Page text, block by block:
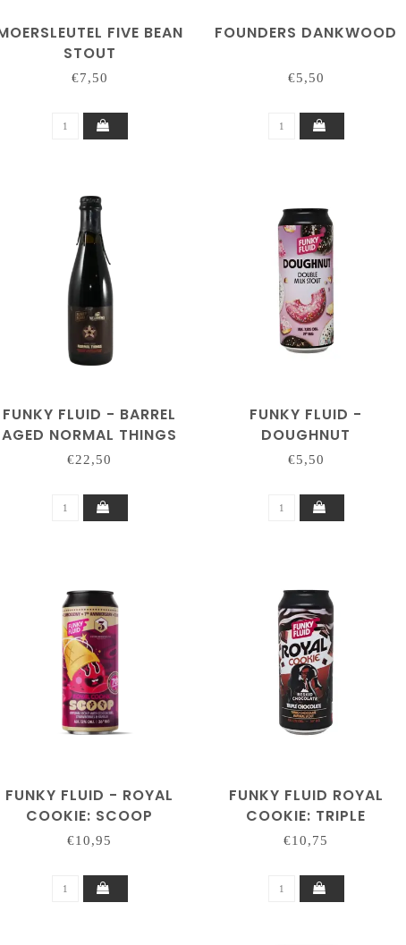
FIVE BEAN
STOUT
€7,50
FOUNDERS DANKWOOD
€5,50
FUNKY FLUID - BARREL
AGED NORMAL THINGS
€22,50
FUNKY FLUID -
DOUGHNUT
€5,50
FUNKY FLUID - ROYAL
COOKIE: SCOOP
(COLLAB 3 SONS)
€10,95
FUNKY FLUID ROYAL
COOKIE: TRIPLE
CHOCOLATE
€10,75